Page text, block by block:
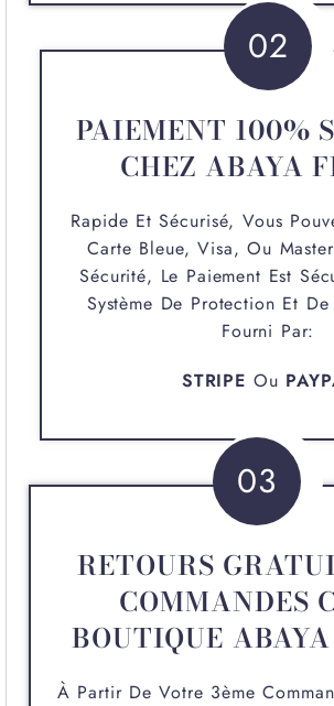
02
PAIEMENT 100%
CHEZ ABAYA
Rapide Et Sécurisé, Vous
Carte Bleue, Visa, Ou
Sécurité, Le Paiement Est
Système De Protection Et
Fourni Par:
STRIPE Ou
03
RETOURS
COMMANDES
BOUTIQUE
À Partir De Votre 3ème